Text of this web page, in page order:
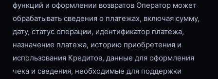
функций и оформлении возвратов Оператор может
обрабатывать сведения о платежах, включая сумму,
дату, статус операции, идентификатор платежа,
назначение платежа, историю приобретения и
использования Кредитов, данные для оформления
чека и сведения, необходимые для поддержки